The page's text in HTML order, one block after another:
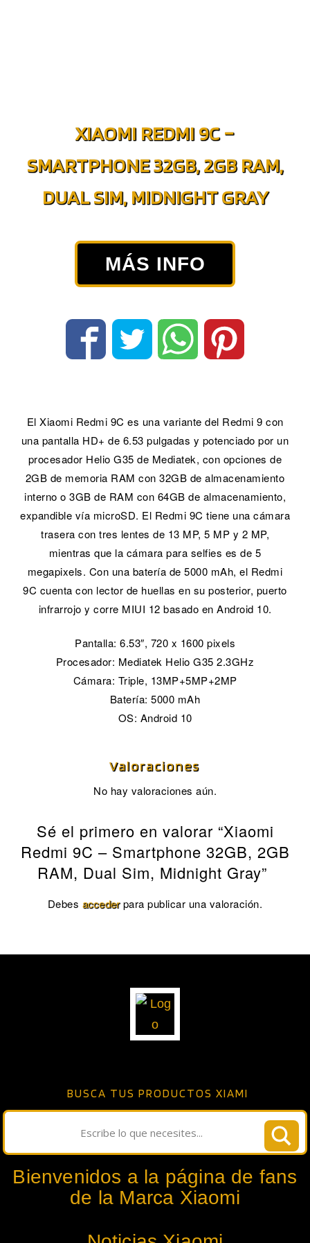
XIAOMI REDMI 9C –
SMARTPHONE 32GB, 2GB RAM,
DUAL SIM, MIDNIGHT GRAY
MÁS INFO
El Xiaomi Redmi 9C es una variante del Redmi 9 con
una pantalla HD+ de 6.53 pulgadas y potenciado por un
procesador Helio G35 de Mediatek, con opciones de
2GB de memoria RAM con 32GB de almacenamiento
interno o 3GB de RAM con 64GB de almacenamiento,
expandible vía microSD. El Redmi 9C tiene una cámara
trasera con tres lentes de 13 MP, 5 MP y 2 MP,
mientras que la cámara para selfies es de 5
megapixels. Con una batería de 5000 mAh, el Redmi
9C cuenta con lector de huellas en su posterior, puerto
infrarrojo y corre MIUI 12 basado en Android 10.
Pantalla: 6.53″, 720 x 1600 pixels
Procesador: Mediatek Helio G35 2.3GHz
Cámara: Triple, 13MP+5MP+2MP
Batería: 5000 mAh
OS: Android 10
Valoraciones
No hay valoraciones aún.
Sé el primero en valorar “Xiaomi
Redmi 9C – Smartphone 32GB, 2GB
RAM, Dual Sim, Midnight Gray”
Debes accederpara publicar una valoración.
BUSCA TUS PRODUCTOS XIAMI
Bienvenidos a la página de fans
de la Marca Xiaomi